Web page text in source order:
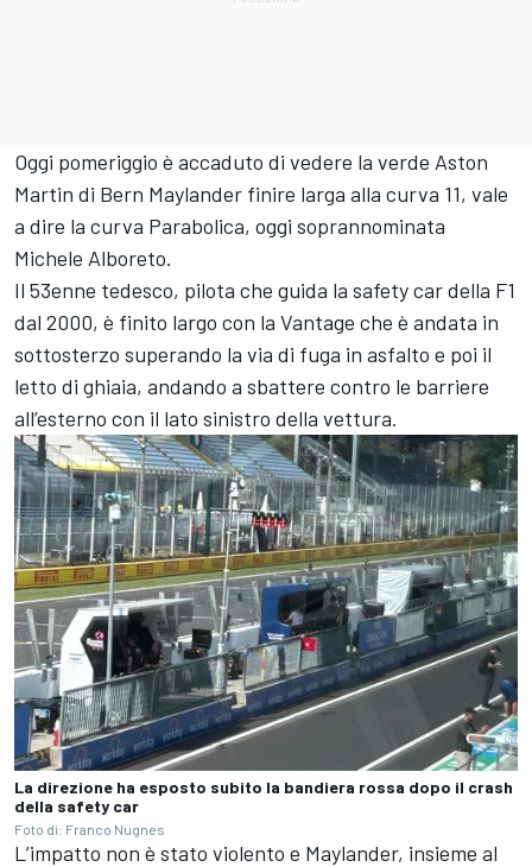
Oggi pomeriggio è accaduto di vedere la verde Aston
Martin di Bern Maylander finire larga alla curva 11, vale
a dire la curva Parabolica, oggi soprannominata
Michele Alboreto.
Il 53enne tedesco, pilota che guida la safety car della F1
dal 2000, è finito largo con la Vantage che è andata in
sottosterzo superando la via di fuga in asfalto e poi il
letto di ghiaia, andando a sbattere contro le barriere
all’esterno con il lato sinistro della vettura.
La direzione ha esposto subito la bandiera rossa dopo il crash
della safety car
Foto di: Franco Nugnes
L’impatto non è stato violento e Maylander, insieme al